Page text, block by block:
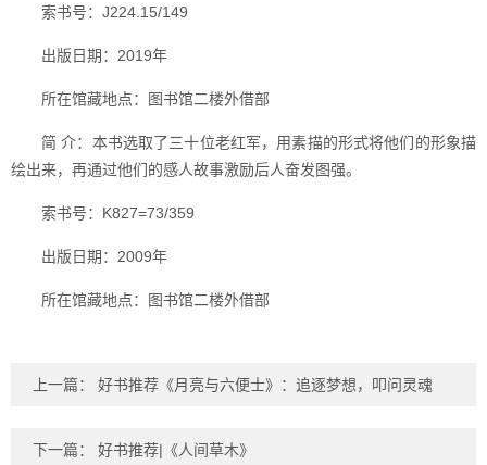
索书号：J224.15/149
出版日期：2019年
所在馆藏地点：图书馆二楼外借部
简 介：本书选取了三十位老红军，用素描的形式将他们的形象描
绘出来，再通过他们的感人故事激励后人奋发图强。
索书号：K827=73/359
出版日期：2009年
所在馆藏地点：图书馆二楼外借部
上一篇： 好书推荐《月亮与六便士》：追逐梦想，叩问灵魂
下一篇： 好书推荐|《人间草木》